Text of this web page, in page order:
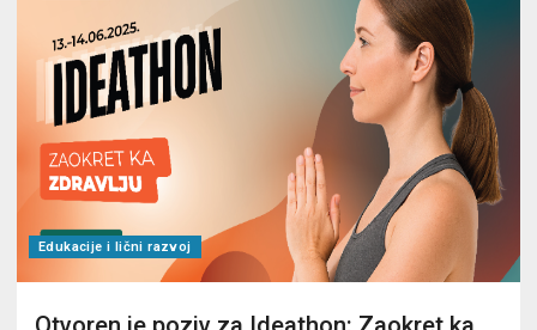
Edukacije i lični razvoj